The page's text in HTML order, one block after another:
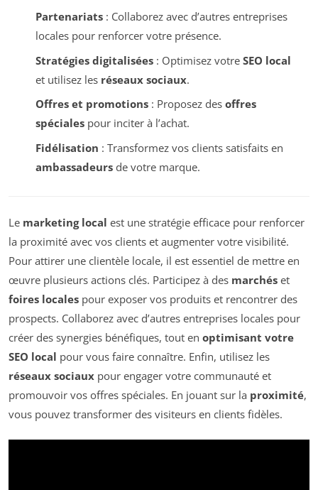
Partenariats: Collaborez avec d’autres entreprises
locales pour renforcer votre présence.
Stratégies digitalisées: Optimisez votre SEO local
et utilisez les réseaux sociaux.
Offres et promotions: Proposez des offres
spécialespour inciter à l’achat.
Fidélisation : Transformez vos clients satisfaits en
ambassadeursde votre marque.
Le marketing local est une stratégie efficace pour renforcer
la proximité avec vos clients et augmenter votre visibilité.
Pour attirer une clientèle locale, il est essentiel de mettre en
œuvre plusieurs actions clés. Participez à des marchés et
foires locales pour exposer vos produits et rencontrer des
prospects. Collaborez avec d’autres entreprises locales pour
créer des synergies bénéfiques, tout en optimisant votre
SEO local pour vous faire connaître. Enfin, utilisez les
réseaux sociaux pour engager votre communauté et
promouvoir vos offres spéciales. En jouant sur la proximité,
vous pouvez transformer des visiteurs en clients fidèles.